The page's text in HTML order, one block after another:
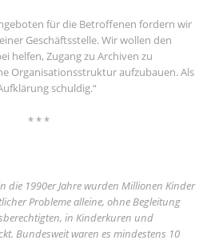
für die Betroffenen fordern wir
Geschäftsstelle. Wir wollen den
helfen, Zugang zu Archiven zu
Organisationsstruktur aufzubauen. Als
schuldig.“
* * *
die 1990er Jahre wurden Millionen Kinder
Probleme alleine, ohne Begleitung
in Kinderkuren und
Bundesweit waren es mindestens 10